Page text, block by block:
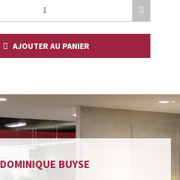
AJOUTER AU PANIER
DOMINIQUE BUYSE